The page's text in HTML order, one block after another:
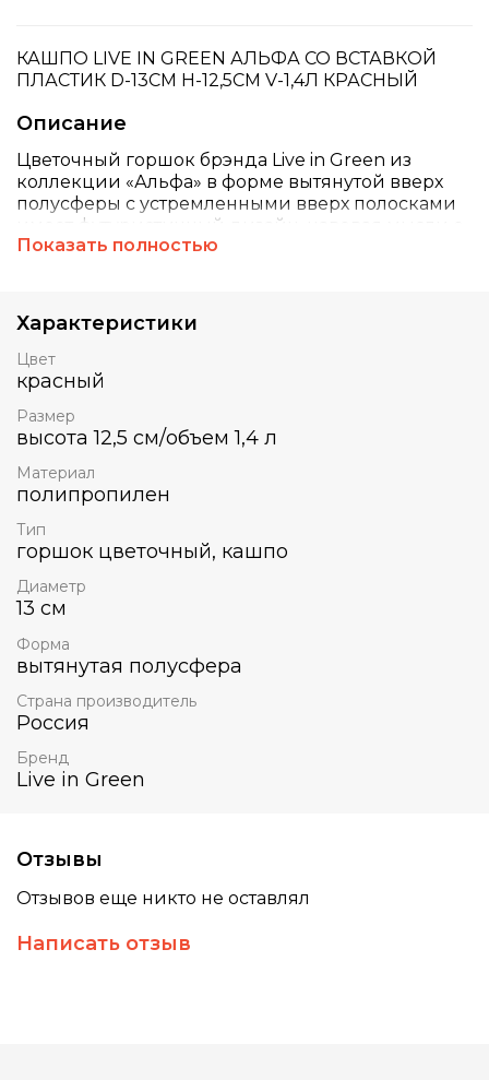
КАШПО LIVE IN GREEN АЛЬФА СО ВСТАВКОЙ
ПЛАСТИК D-13СМ H-12,5СМ V-1,4Л КРАСНЫЙ
Описание
Цветочный горшок брэнда Live in Green из
коллекции «Альфа» в форме вытянутой вверх
полусферы с устремленными вверх полосками
имеет футуристичный дизайн, навевая мысли о
соплах двигателя космического шатла, добавит
«Альфа» еще и функционален: он состоит из
кашпо и технической вставки с дренажными
отверстиями, которая обеспечивает отвод
излишков воды из грунта и позволяет
для выращивания любых маленьких растений.
Диаметр – 13 см, высота – 12,5 см, объем – 1,4 л.
Цвет – красный.
Показать полностью
Характеристики
Цвет
красный
Размер
высота 12,5 см/объем 1,4 л
Материал
полипропилен
Тип
горшок цветочный, кашпо
Диаметр
13 см
Форма
вытянутая полусфера
Страна производитель
Россия
Бренд
Live in Green
Отзывы
Отзывов еще никто не оставлял
Написать отзыв